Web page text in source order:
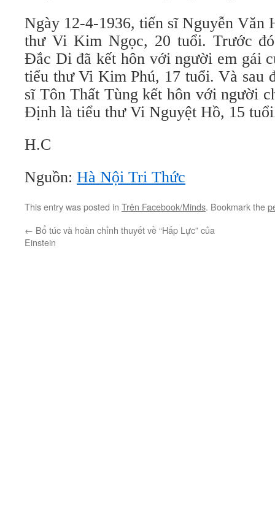
Ngày 12-4-1936, tiến sĩ Nguyễn Văn
thư Vi Kim Ngọc, 20 tuổi. Trước
Đắc Di đã kết hôn với người em gái
tiểu thư Vi Kim Phú, 17 tuổi. Và sau
sĩ Tôn Thất Tùng kết hôn với người
Định là tiểu thư Vi Nguyệt Hồ, 15
H.C
Nguồn: Hà Nội Tri Thức
This entry was posted in Trên Facebook/Minds. Bookmark the
← Bổ túc và hoàn chỉnh thuyết về “Hấp Lực” của
Einstein